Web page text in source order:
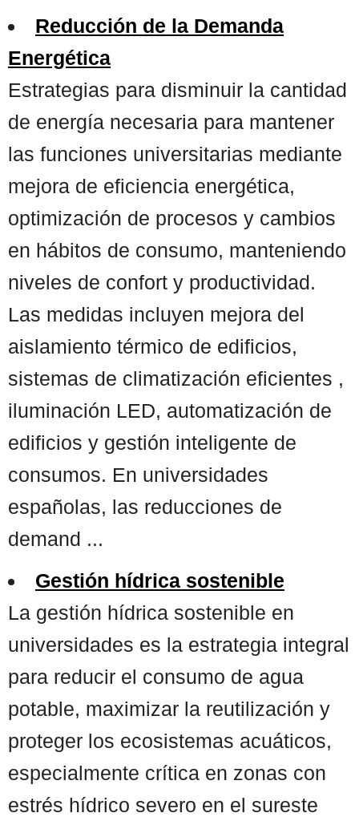
Reducción de la Demanda
Energética
Estrategias para disminuir la cantidad
de energía necesaria para mantener
las funciones universitarias mediante
mejora de eficiencia energética,
optimización de procesos y cambios
en hábitos de consumo, manteniendo
niveles de confort y productividad.
Las medidas incluyen mejora del
aislamiento térmico de edificios,
sistemas de climatización eficientes ,
iluminación LED, automatización de
edificios y gestión inteligente de
consumos. En universidades
españolas, las reducciones de
demand ...
Gestión hídrica sostenible
La gestión hídrica sostenible en
universidades es la estrategia integral
para reducir el consumo de agua
potable, maximizar la reutilización y
proteger los ecosistemas acuáticos,
especialmente crítica en zonas con
estrés hídrico severo en el sureste